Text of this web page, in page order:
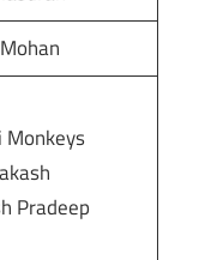
Monkeys
Pradeep